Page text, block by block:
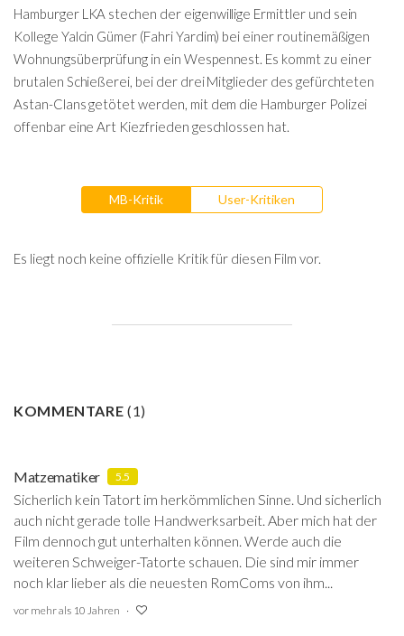
Hamburger LKA stechen der eigenwillige Ermittler und sein
Kollege Yalcin Gümer (Fahri Yardim) bei einer routinemäßigen
Wohnungsüberprüfung in ein Wespennest. Es kommt zu einer
brutalen Schießerei, bei der drei Mitglieder des gefürchteten
Astan-Clans getötet werden, mit dem die Hamburger Polizei
offenbar eine Art Kiezfrieden geschlossen hat.
MB-Kritik User-Kritiken
Es liegt noch keine offizielle Kritik für diesen Film vor.
KOMMENTARE(1)
Matzematiker 5.5
Sicherlich kein Tatort im herkömmlichen Sinne. Und sicherlich
auch nicht gerade tolle Handwerksarbeit. Aber mich hat der
Film dennoch gut unterhalten können. Werde auch die
weiteren Schweiger-Tatorte schauen. Die sind mir immer
noch klar lieber als die neuesten RomComs von ihm...
vor mehr als 10 Jahren